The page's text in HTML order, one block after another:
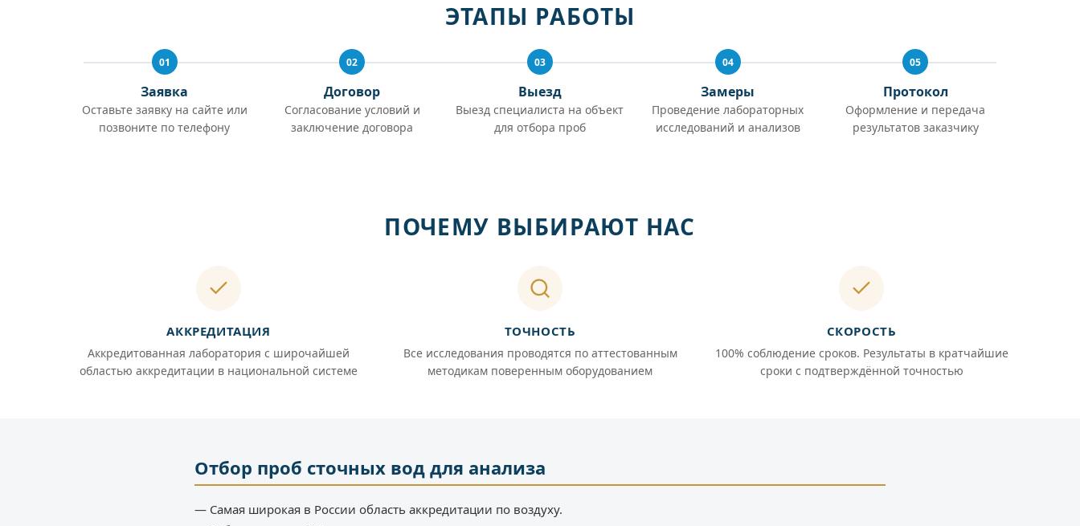
ЭТАПЫ РАБОТЫ
01
Заявка
Оставьте заявку на сайте или
позвоните по телефону
02
Договор
Согласование условий и
заключение договора
03
Выезд
Выезд специалиста на объект
для отбора проб
04
Замеры
Проведение лабораторных
исследований и анализов
05
Протокол
Оформление и передача
результатов заказчику
ПОЧЕМУ ВЫБИРАЮТ НАС
АККРЕДИТАЦИЯ
Аккредитованная лаборатория с широчайшей
областью аккредитации в национальной системе
ТОЧНОСТЬ
Все исследования проводятся по аттестованным
методикам поверенным оборудованием
СКОРОСТЬ
100% соблюдение сроков. Результаты в кратчайшие
сроки с подтверждённой точностью
Отбор проб сточных вод для анализа
— Самая широкая в России область аккредитации по воздуху.